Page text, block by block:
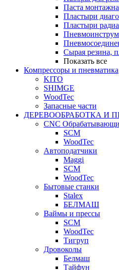
Паста
Пластыри
Пластыри
Сырая резина,
Показать все
Компрессоры и пневматика
KITO
SHIMGE
WoodTec
Запасные части
ДЕРЕВООБРАБОТКА И
CNC
SCM
WoodTec
Автоподатчики
Maggi
SCM
WoodTec
Бытовые станки
Stalex
БЕЛМАШ
Ваймы и прессы
SCM
WoodTec
Тигруп
Дровоколы
Белмаш
Тайфун